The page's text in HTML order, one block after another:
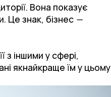
Вона показує
Це знак, бізнес —
з іншими у сфері,
якнайкраще їм у цьому